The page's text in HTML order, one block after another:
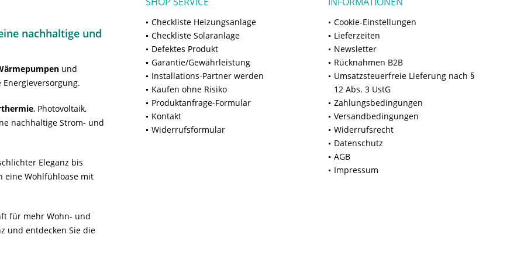
nachhaltige und
und
, Photovoltaik,
nachhaltige Strom- und
Eleganz bis
eine Wohlfühloase mit
für mehr Wohn- und
und entdecken Sie die
Checkliste Heizungsanlage
Checkliste Solaranlage
Defektes Produkt
Garantie/Gewährleistung
Installations-Partner werden
Kaufen ohne Risiko
Produktanfrage-Formular
Kontakt
Widerrufsformular
Cookie-Einstellungen
Lieferzeiten
Newsletter
Rücknahmen B2B
Umsatzsteuerfreie Lieferung nach §
12 Abs. 3 UstG
Zahlungsbedingungen
Versandbedingungen
Widerrufsrecht
Datenschutz
AGB
Impressum